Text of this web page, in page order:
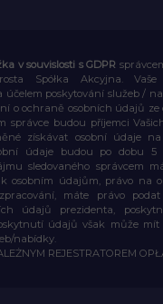
v souvislosti s GDPR
Spółka Akcyjna.
účelem poskytování služeb /
o ochraně osobních údajů ze
správce budou příjemci
získávat osobní údaje
údaje budou po dobu
sledovaného správcem
osobním údajům, právo na
máte právo
údajů prezidenta,
údajů však může mít
nabídky.
REJESTRATOREM